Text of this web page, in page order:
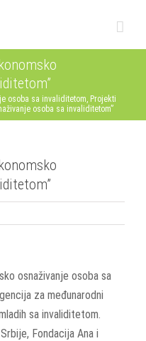
osoba sa invaliditetom, Projekti
osoba sa invaliditetom”
osnaživanje osoba sa
za međunarodni
sa invaliditetom.
Fondacija Ana i